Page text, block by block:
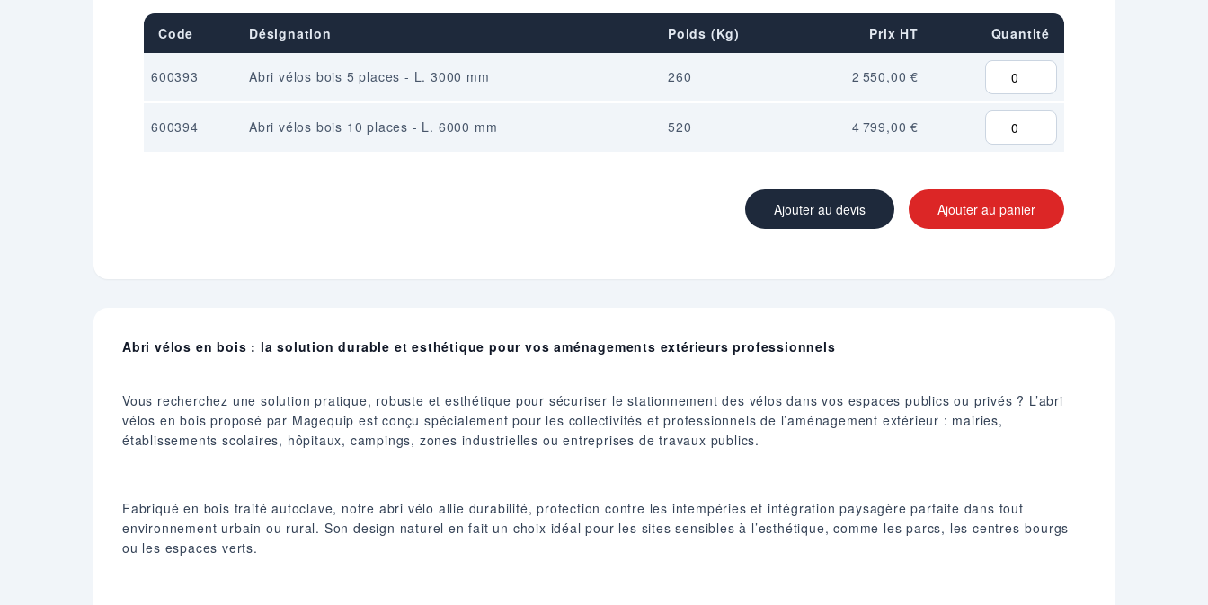
Code Désignation Poids (Kg) Prix HT Quantité
600393 Abri vélos bois 5 places - L. 3000 mm 260 2 550,00 €
600394 Abri vélos bois 10 places - L. 6000 mm 520 4 799,00 €
Ajouter au devis Ajouter au panier
Abri vélos en bois : la solution durable et esthétique pour vos aménagements extérieurs professionnels
Vous recherchez une solution pratique, robuste et esthétique pour sécuriser le stationnement des vélos dans vos espaces publics ou privés ? L’abri
vélos en bois proposé par Magequip est conçu spécialement pour les collectivités et professionnels de l’aménagement extérieur : mairies,
établissements scolaires, hôpitaux, campings, zones industrielles ou entreprises de travaux publics.
Fabriqué en bois traité autoclave, notre abri vélo allie durabilité, protection contre les intempéries et intégration paysagère parfaite dans tout
environnement urbain ou rural. Son design naturel en fait un choix idéal pour les sites sensibles à l’esthétique, comme les parcs, les centres-bourgs
ou les espaces verts.